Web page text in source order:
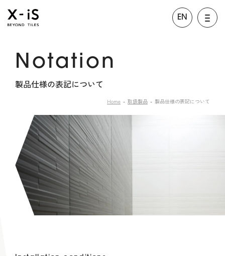
EN
Notation
製品仕様の表記について
Home 取扱製品 製品仕様の表記について